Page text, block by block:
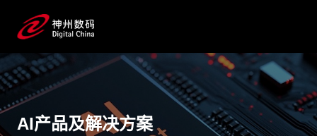
AI产品及解决方案